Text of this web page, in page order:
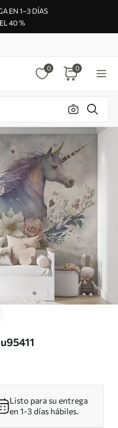
EN 1–3 DÍAS
40 %
0 0
Listo para su entrega
en 1-3 días hábiles.